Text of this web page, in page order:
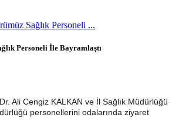
Sağlık Personeli ...
Personeli İle Bayramlaştı
Ali Cengiz KALKAN ve İl Sağlık Müdürlüğü
personellerini odalarında ziyaret